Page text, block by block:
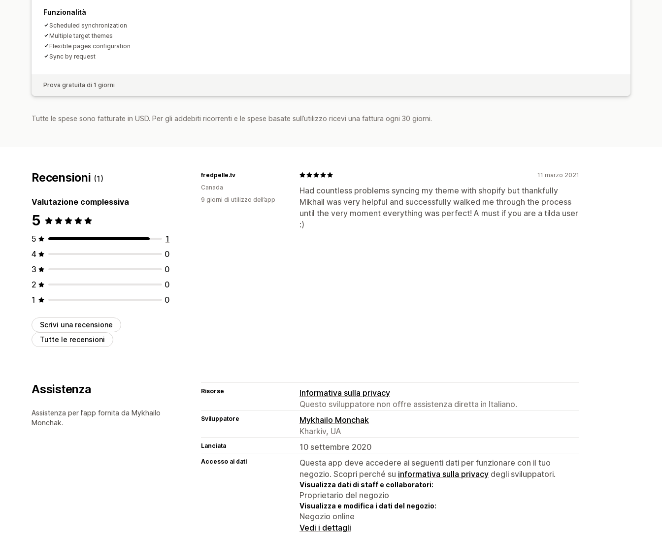
Funzionalità
Scheduled synchronization
Multiple target themes
Flexible pages configuration
Sync by request
Prova gratuita di 1 giorni
Tutte le spese sono fatturate in USD. Per gli addebiti ricorrenti e le spese basate sull’utilizzo ricevi una fattura ogni 30 giorni.
Recensioni (1)
Valutazione complessiva
5
5
1
4
0
3
0
2
0
1
0
Scrivi una recensione
Tutte le recensioni
11 marzo 2021
Had countless problems syncing my theme with shopify but thankfully
Mikhail was very helpful and successfully walked me through the process
until the very moment everything was perfect! A must if you are a tilda user
:)
fredpelle.tv
Canada
9 giorni di utilizzo dell’app
Assistenza
Assistenza per l’app fornita da Mykhailo
Monchak.
Risorse
Informativa sulla privacy
Questo sviluppatore non offre assistenza diretta in Italiano.
Sviluppatore
Mykhailo Monchak
Kharkiv, UA
Lanciata 10 settembre 2020
Accesso ai dati
Questa app deve accedere ai seguenti dati per funzionare con il tuo
negozio. Scopri perché su informativa sulla privacy degli sviluppatori.
Visualizza dati di staff e collaboratori:
Proprietario del negozio
Visualizza e modifica i dati del negozio:
Negozio online
Vedi i dettagli